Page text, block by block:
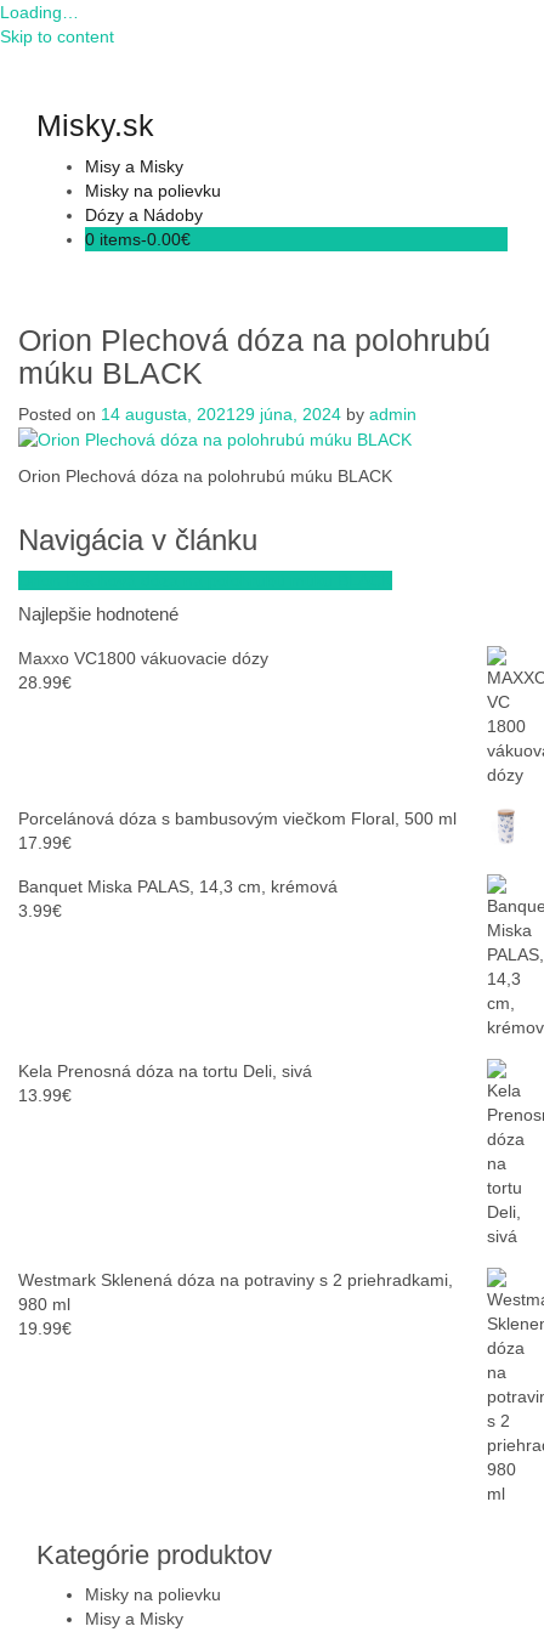
Loading…
Skip to content
Misky.sk
Misy a Misky
Misky na polievku
Dózy a Nádoby
0 items-0.00€
Orion Plechová dóza na polohrubú
múku BLACK
Posted on 14 augusta, 2021 29 júna, 2024 by admin
Orion Plechová dóza na polohrubú múku BLACK
Navigácia v článku
Najlepšie hodnotené
Maxxo VC1800 vákuovacie dózy
28.99€
Porcelánová dóza s bambusovým viečkom Floral, 500 ml
17.99€
Banquet Miska PALAS, 14,3 cm, krémová
3.99€
Kela Prenosná dóza na tortu Deli, sivá
13.99€
Westmark Sklenená dóza na potraviny s 2 priehradkami,
980 ml
19.99€
Kategórie produktov
Misky na polievku
Misy a Misky